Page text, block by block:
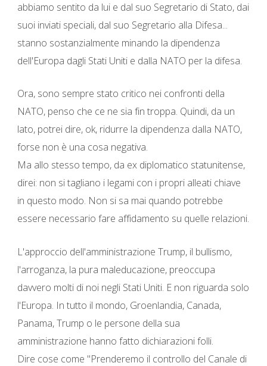
abbiamo sentito da lui e dal suo Segretario di Stato, dai
suoi inviati speciali, dal suo Segretario alla Difesa...
stanno sostanzialmente minando la dipendenza
dell'Europa dagli Stati Uniti e dalla NATO per la difesa.
Ora, sono sempre stato critico nei confronti della
NATO, penso che ce ne sia fin troppa. Quindi, da un
lato, potrei dire, ok, ridurre la dipendenza dalla NATO,
forse non è una cosa negativa.
Ma allo stesso tempo, da ex diplomatico statunitense,
direi: non si tagliano i legami con i propri alleati chiave
in questo modo. Non si sa mai quando potrebbe
essere necessario fare affidamento su quelle relazioni.
L'approccio dell'amministrazione Trump, il bullismo,
l'arroganza, la pura maleducazione, preoccupa
davvero molti di noi negli Stati Uniti. E non riguarda solo
l'Europa. In tutto il mondo, Groenlandia, Canada,
Panama, Trump o le persone della sua
amministrazione hanno fatto dichiarazioni folli.
Dire cose come "Prenderemo il controllo del Canale di